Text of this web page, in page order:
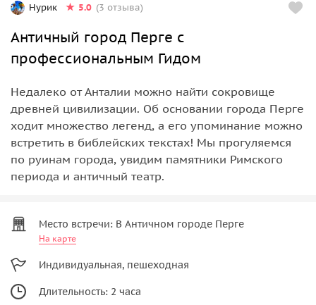
Hурик 5.0 (3 отзыва)
Античный город Перге с
профессиональным Гидом
Недалеко от Анталии можно найти сокровище
древней цивилизации. Об основании города Перге
ходит множество легенд, а его упоминание можно
встретить в библейских текстах! Мы прогуляемся
по руинам города, увидим памятники Римского
периода и античный театр.
Место встречи: В Античном городе Перге
На карте
Индивидуальная, пешеходная
Длительность: 2 часа